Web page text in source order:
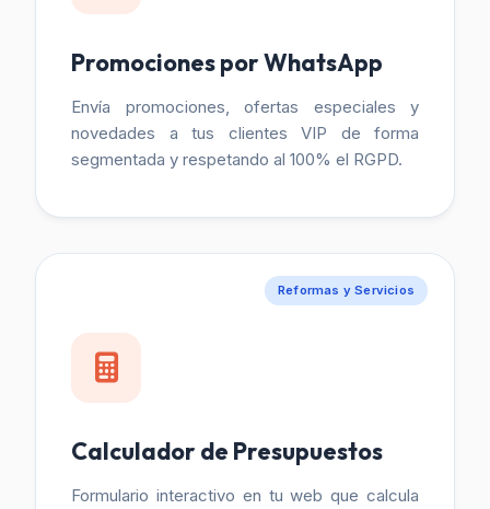
Promociones por WhatsApp
Envía promociones, ofertas especiales y
novedades a tus clientes VIP de forma
segmentada y respetando al 100% el RGPD.
Reformas y Servicios
Calculador de Presupuestos
Formulario interactivo en tu web que calcula